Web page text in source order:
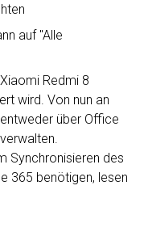
auf "Alle
Redmi 8
wird. Von nun an
über Office
Synchronisieren des
365 benötigen, lesen